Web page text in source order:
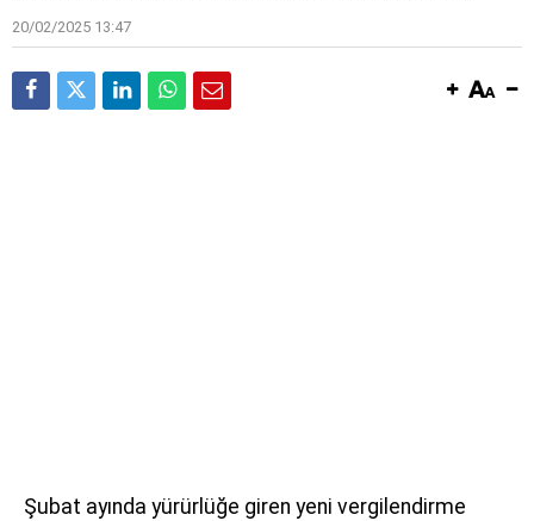
20/02/2025 13:47
Şubat ayında yürürlüğe giren yeni vergilendirme